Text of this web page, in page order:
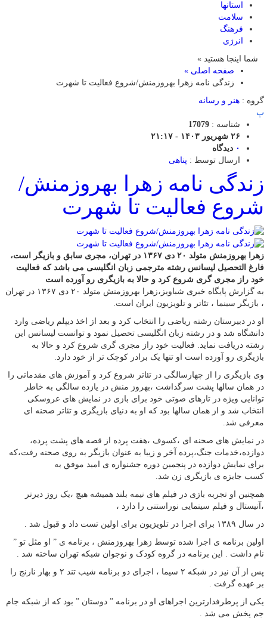
استانها
سلامت
فرهنگ
انرژی
شما اینجا هستید »
صفحه اصلی »
زندگی نامه زهرا بهروزمنش/شروع فعالیت تا شهرت
گروه : هنر و رسانه
پ
شناسه : 17079
۲۶ شهریور ۱۴۰۳ - ۲۱:۱۷
۰ دیدگاه
ارسال توسط : پناهی
زندگی نامه زهرا بهروزمنش/
شروع فعالیت تا شهرت
زهرا بهروزمنش متولد ۲۰ دی ۱۳۶۷ در تهران، مجری سابق و بازیگر است،
فارغ التحصیل لیسانس رشته مترجمی زبان انگلیسی می باشد که فعالیت
خود راز مجری گری شروع کرد و حالا به بازیگری رو آورده است
به گزارش پایگاه خبری شباویز،زهرا بهروزمنش متولد ۲۰ دی ۱۳۶۷ در تهران
، بازیگر سینما ، تئاتر و تلویزیون ایران است.
او در دبیرستان رشته ریاضی را انتخاب کرد و بعد از اخذ دیپلم ریاضی وارد
دانشگاه شد و در رشته زبان انگلیسی تحصیل نمود و توانست لیسانس این
رشته دریافت نماید. فعالیت خود راز مجری گری شروع کرد و حالا به
بازیگری رو آورده است او تنها یک برادر کوچک تر از خود دارد.
وی بازیگری را از چهارسالگی در تئاتر شروع کرد و آموزش های مقدماتی را
در همان سالها پشت سرگذاشت ،بهروز منش در یازده سالگی به خاطر
توانایی ویژه در تارهای صوتی خود برای بازی در نمایش های عروسکی
انتخاب شد و از همان سالها بود که او به دنیای بازیگری و تئاتر صحنه ای
معرفی شد.
در نمایش های صحنه ای ،کسوف ،هفت پرده از قصه های پشت پرده،
دوازده،خدمات جنگ،پرده آخر و زیبا به عنوان بازیگر به روی صحنه رفت،که
برای نمایش دوازده در پنجمین دوره جشنواره ی امید موفق به
کسب جایزه ی بازیگری زن شد.
همچنین او تجربه بازی در فیلم های نیمه بلند همیشه هیچ ،یک روز دیرتر
،آنیستال و فیلم سینمایی نوراستنی را دارد ،
در سال ۱۳۸۹ برای اجرا در تلویزیون برای اولین تست داد و قبول شد .
اولین برنامه ی اجرا شده توسط زهرا بهروزمنش ، برنامه ی ” او مثل تو ”
نام داشت . این برنامه در گروه کودک و نوجوان شبکه تهران ساخته شد .
پس از آن نیز در شبکه ۲ سیما ، اجرای دو برنامه شیب تند ۲ و بهار نارنج را
بر عهده گرفت .
یکی از پرطرفدارترین اجراهای او در برنامه ” دوستان ” بود که از شبکه جام
جم پخش می شد .